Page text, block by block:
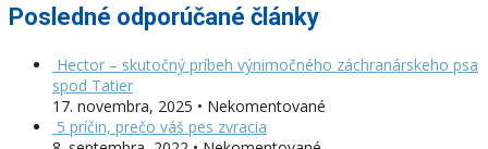
Posledné odporúčané články
Hector – skutočný príbeh výnimočného záchranárskeho psa
spod Tatier
17. novembra, 2025 • Nekomentované
5 príčin, prečo váš pes zvracia